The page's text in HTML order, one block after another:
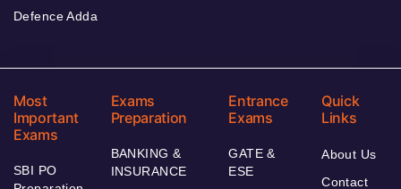
Defence Adda
Most
Important
Exams
SBI PO
Exams
Preparation
BANKING &
INSURANCE
Entrance
Exams
GATE &
ESE
Quick
Links
About Us
Contact